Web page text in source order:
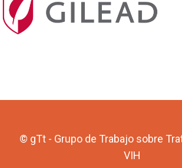
© gTt - Grupo de Trabajo sobre
VIH